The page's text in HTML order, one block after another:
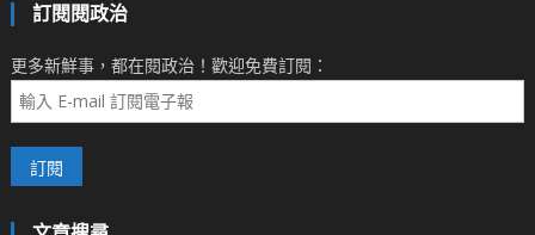
訂閱閱政治
更多新鮮事，都在閱政治！歡迎免費訂閱：